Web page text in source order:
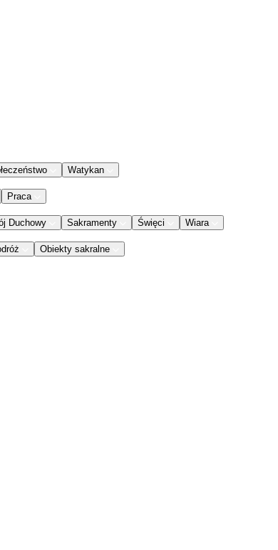
Watykan
Praca
Duchowy Sakramenty Święci Wiara
Obiekty sakralne